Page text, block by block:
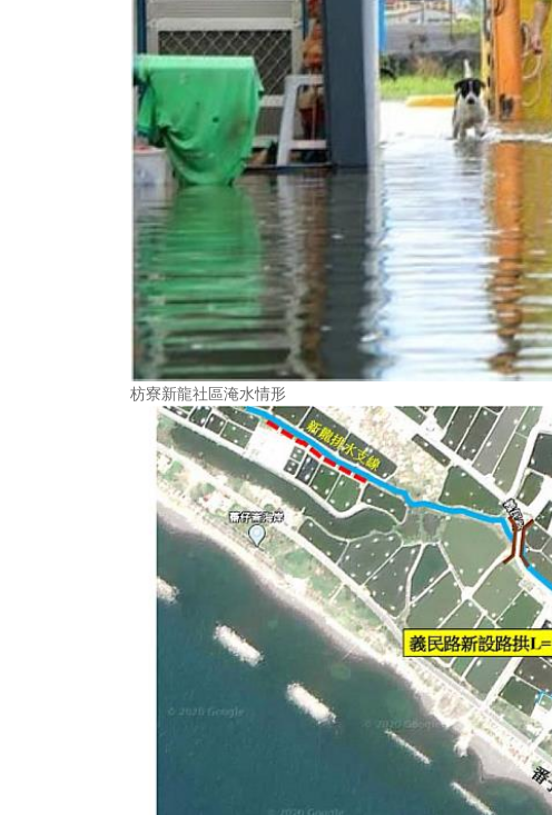
枋寮新龍社區淹水情形